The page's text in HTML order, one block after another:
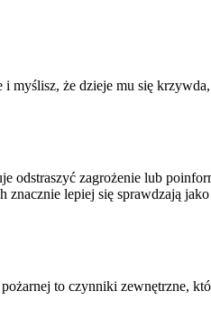
że dzieje mu się
odstraszyć zagrożenie lub
lepiej się sprawdzają
to czynniki zewnętrzne,